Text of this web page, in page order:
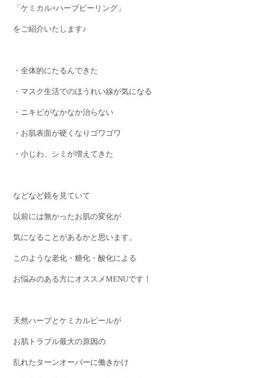
「ケミカル×ハーブピーリング」
をご紹介いたします♪
・全体的にたるんできた
・マスク生活でのほうれい線が気になる
・ニキビがなかなか治らない
・お肌表面が硬くなりゴワゴワ
・小じわ、シミが増えてきた
などなど鏡を見ていて
以前には無かったお肌の変化が
気になることがあるかと思います。
このような老化・糖化・酸化による
お悩みのある方にオススメMENUです！
天然ハーブとケミカルピールが
お肌トラブル最大の原因の
乱れたターンオーバーに働きかけ